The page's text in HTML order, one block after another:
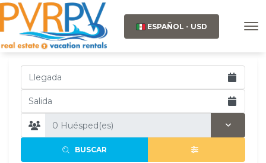
ESPAÑOL - USD
BUSCAR